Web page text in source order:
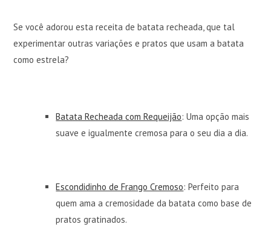
Se você adorou esta receita de batata recheada, que tal
experimentar outras variações e pratos que usam a batata
como estrela?
Batata Recheada com Requeijão: Uma opção mais
suave e igualmente cremosa para o seu dia a dia.
Escondidinho de Frango Cremoso: Perfeito para
quem ama a cremosidade da batata como base de
pratos gratinados.